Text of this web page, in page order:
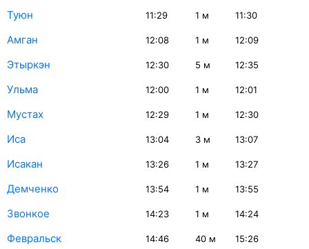
Туюн 11:29 1 м 11:30
Амган 12:08 1 м 12:09
Этыркэн 12:30 5 м 12:35
Ульма 12:00 1 м 12:01
Мустах 12:29 1 м 12:30
Иса 13:04 3 м 13:07
Исакан 13:26 1 м 13:27
Демченко 13:54 1 м 13:55
Звонкое 14:23 1 м 14:24
Февральск 14:46 40 м 15:26